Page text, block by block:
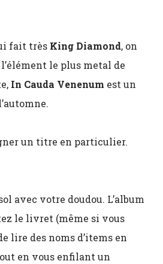
fait très King Diamond, on
le plus metal de
In Cauda Venenum est un
un titre en particulier.
avec votre doudou. L’album
le livret (même si vous
lire des noms d’items en
en vous enfilant un